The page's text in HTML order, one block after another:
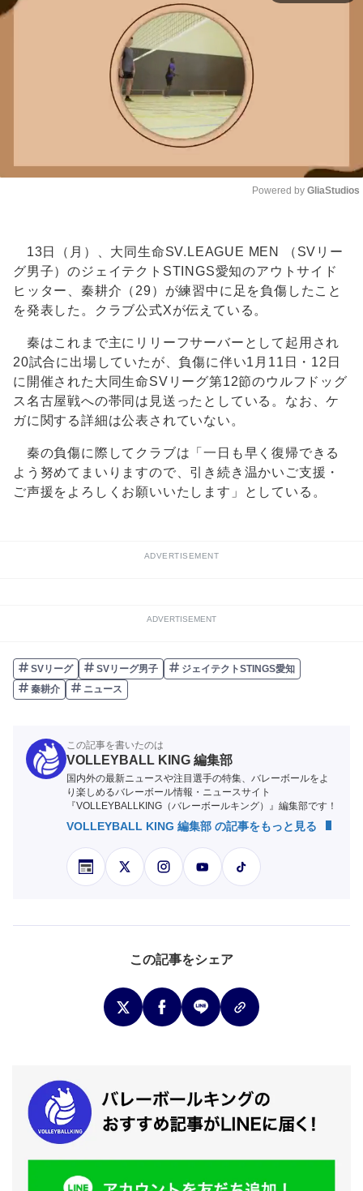
Powered by GliaStudios
13日（月）、大同生命SV.LEAGUE MEN （SVリー
グ男子）のジェイテクトSTINGS愛知のアウトサイド
ヒッター、秦耕介（29）が練習中に足を負傷したこと
を発表した。クラブ公式Xが伝えている。
秦はこれまで主にリリーフサーバーとして起用され
20試合に出場していたが、負傷に伴い1月11日・12日
に開催された大同生命SVリーグ第12節のウルフドッグ
ス名古屋戦への帯同は見送ったとしている。なお、ケ
ガに関する詳細は公表されていない。
秦の負傷に際してクラブは「一日も早く復帰できる
よう努めてまいりますので、引き続き温かいご支援・
ご声援をよろしくお願いいたします」としている。
ADVERTISEMENT
ADVERTISEMENT
SVリーグ SVリーグ男子
ジェイテクトSTINGS愛知
秦耕介
ニュース
この記事を書いたのは
VOLLEYBALL KING 編集部
国内外の最新ニュースや注目選手の特集、バレーボールをよ
り楽しめるバレーボール情報・ニュースサイト
『VOLLEYBALLKING（バレーボールキング）』編集部です！
VOLLEYBALL KING 編集部 の記事をもっと見る
この記事をシェア